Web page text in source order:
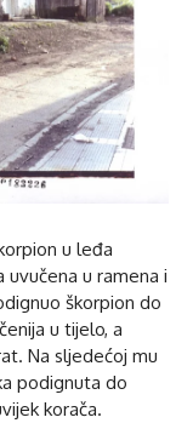
u leđa
uvučena u ramena i
škorpion do
u tijelo, a
Na sljedećoj mu
podignuta do
korača.